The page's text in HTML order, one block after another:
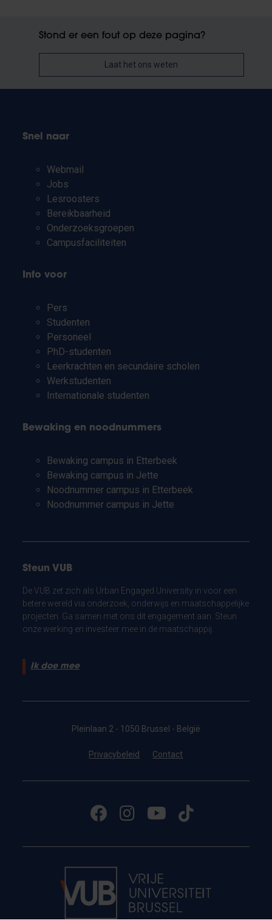
Stond er een fout op deze pagina?
Laat het ons weten
Snel naar
Webmail
Jobs
Lesroosters
Bereikbaarheid
Onderzoeksgroepen
Campusfaciliteiten
Info voor
Pers
Studenten
Personeel
PhD-studenten
Leerkrachten en secundaire scholen
Werkstudenten
Internationale studenten
Bewaking en noodnummers
Bewaking campus in Etterbeek
Bewaking campus in Jette
Noodnummer campus in Etterbeek
Noodnummer campus in Jette
Steun VUB
De VUB zet zich als Urban Engaged University in voor een
betere wereld via onderzoek, onderwijs en maatschappelijke
projecten. Ga samen met ons dit engagement aan. Steun
onze werking en investeer mee in de maatschappij.
Ik doe mee
Pleinlaan 2 - 1050 Brussel - België
Privacybeleid Contact